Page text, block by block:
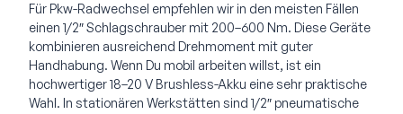
Für Pkw-Radwechsel empfehlen wir in den meisten Fällen
einen 1/2″ Schlagschrauber mit 200–600 Nm. Diese Geräte
kombinieren ausreichend Drehmoment mit guter
Handhabung. Wenn Du mobil arbeiten willst, ist ein
hochwertiger 18–20 V Brushless-Akku eine sehr praktische
Wahl. In stationären Werkstätten sind 1/2″ pneumatische